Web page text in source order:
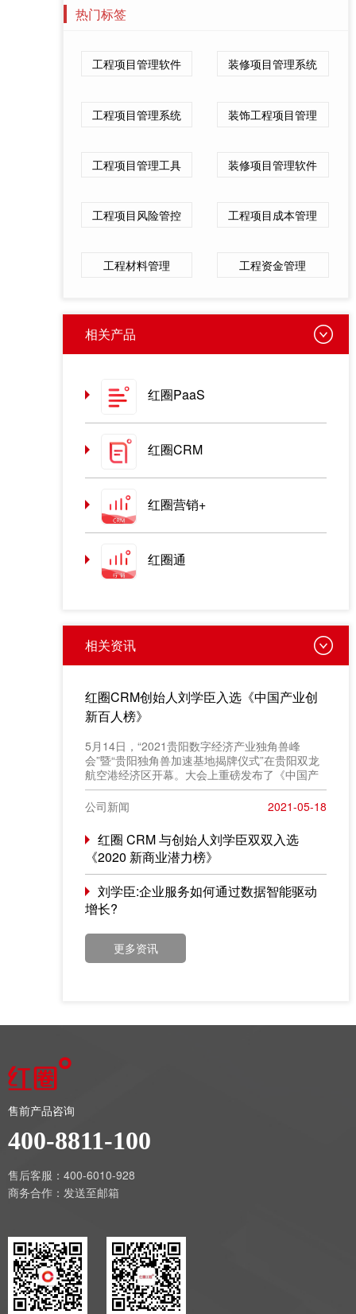
热门标签
工程项目管理软件 装修项目管理系统
工程项目管理系统 装饰工程项目管理
工程项目管理工具 装修项目管理软件
工程项目风险管控 工程项目成本管理
工程材料管理 工程资金管理
相关产品
红圈PaaS
红圈CRM
红圈营销+
红圈通
相关资讯
红圈CRM创始人刘学臣入选《中国产业创
新百人榜》
​5月14日，“2021贵阳数字经济产业独角兽峰
会”暨“贵阳独角兽加速基地揭牌仪式”在贵阳双龙
航空港经济区开幕。大会上重磅发布了《中国产
业创新百人榜》评选结果，红圈 CRM 创始人
&CEO 刘学臣成功入选“2021产业创新百人榜”。
公司新闻 2021-05-18
红圈 CRM 与创始人刘学臣双双入选
《2020 新商业潜力榜》
刘学臣:企业服务如何通过数据智能驱动
增长?
更多资讯
售前产品咨询
400-8811-100
售后客服：400-6010-928
商务合作： 发送至邮箱